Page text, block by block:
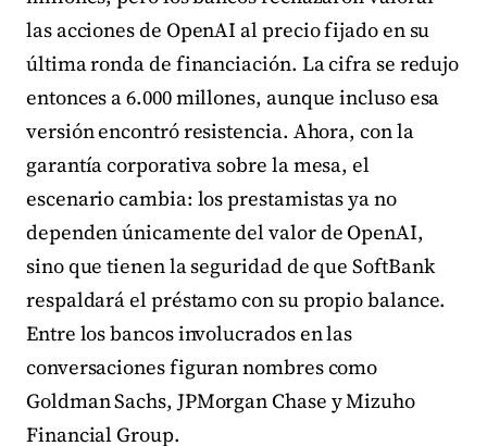
las acciones de OpenAI al precio fijado en su
última ronda de financiación. La cifra se redujo
entonces a 6.000 millones, aunque incluso esa
versión encontró resistencia. Ahora, con la
garantía corporativa sobre la mesa, el
escenario cambia: los prestamistas ya no
dependen únicamente del valor de OpenAI,
sino que tienen la seguridad de que SoftBank
respaldará el préstamo con su propio balance.
Entre los bancos involucrados en las
conversaciones figuran nombres como
Goldman Sachs, JPMorgan Chase y Mizuho
Financial Group.